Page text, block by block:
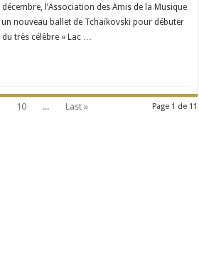
l’Association des Amis de la Musique
nouveau ballet de Tchaïkovski pour débuter
du très célèbre « Lac …
Page 1 de 11
10 ... Last »